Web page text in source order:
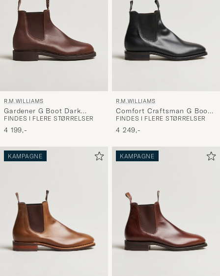
R.M.WILLIAMS
Gardener G Boot Dark
Brown
FINDES I FLERE STØRRELSER
4 199,-
R.M.WILLIAMS
Comfort Craftsman G Boot
Yearling Black
FINDES I FLERE STØRRELSER
4 249,-
KAMPAGNE KAMPAGNE